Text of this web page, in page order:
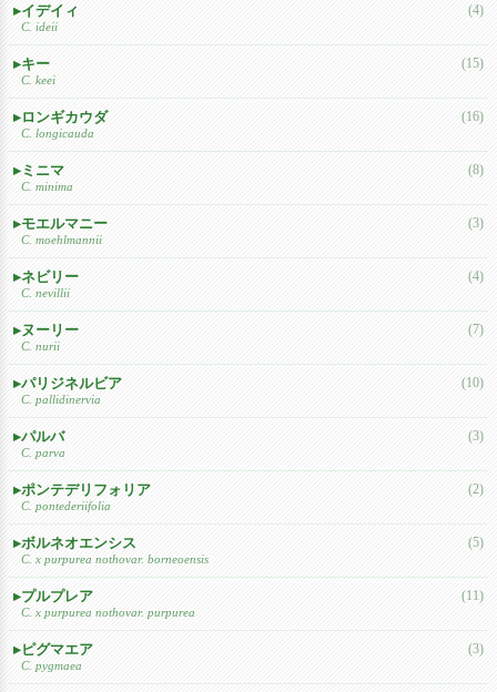
イデイィ
C. ideii
(4)
キー
C. keei
(15)
ロンギカウダ
C. longicauda
(16)
ミニマ
C. minima
(8)
モエルマニー
C. moehlmannii
(3)
ネビリー
C. nevillii
(4)
ヌーリー
C. nurii
(7)
パリジネルビア
C. pallidinervia
(10)
パルバ
C. parva
(3)
ポンテデリフォリア
C. pontederiifolia
(2)
ボルネオエンシス
C. x purpurea nothovar. borneoensis
(5)
プルプレア
C. x purpurea nothovar. purpurea
(11)
ピグマエア
C. pygmaea
(3)